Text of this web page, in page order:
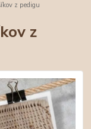
z pedigu
z